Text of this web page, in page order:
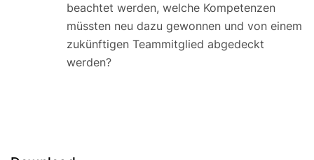
beachtet werden, welche Kompetenzen
müssten neu dazu gewonnen und von einem
zukünftigen Teammitglied abgedeckt
werden?